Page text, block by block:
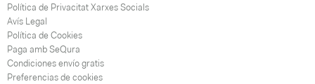
Política de Privacitat Xarxes Socials
Avís Legal
Política de Cookies
Paga amb SeQura
Condiciones envío gratis
Preferencias de cookies